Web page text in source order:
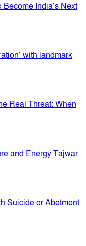
India’s Next
with landmark
Real Threat: When
and Energy Tajwar
Suicide or Abetment